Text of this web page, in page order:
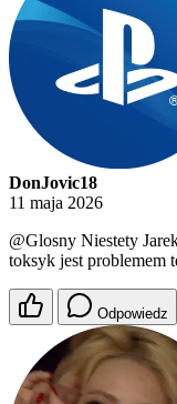
DonJovic18
11 maja 2026
@Glosny Niestety
toksyk jest problemem
Odpowiedz